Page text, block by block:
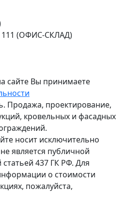
111 (ОФИС-СКЛАД)
сайте Вы принимаете
Продажа, проектирование,
кровельных и фасадных
носит исключительно
является публичной
437 ГК РФ. Для
о стоимости
пожалуйста,